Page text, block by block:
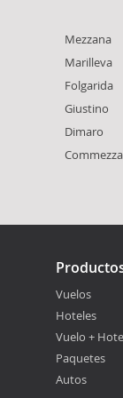
Mezzana
Marilleva
Folgarida
Giustino
Dimaro
Vuelos
Hoteles
Vuelo +
Paquetes
Autos